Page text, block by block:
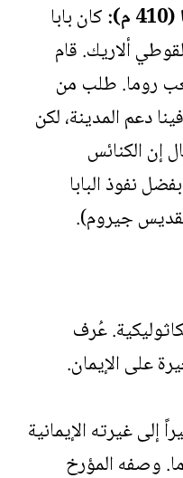
كان بابا
ألاريك. قام
روما. طلب من
دعم المدينة، لكن
إن الكنائس
نفوذ البابا
جيروم).
عُرف
على الإيمان.
غيرته الإيمانية
وصفه المؤرخ